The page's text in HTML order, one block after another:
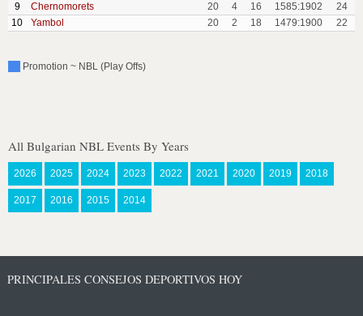
9
Chernomorets 20 4 16 1585:1902
24
10
Yambol 20 2 18 1479:1900 22
Promotion ~ NBL (Play Offs)
All Bulgarian NBL Events By Years
2026 2025 2024 2023 2022 2021 2020 2019 2018
2017 2016 2015 2014
PRINCIPALES CONSEJOS DEPORTIVOS HOY